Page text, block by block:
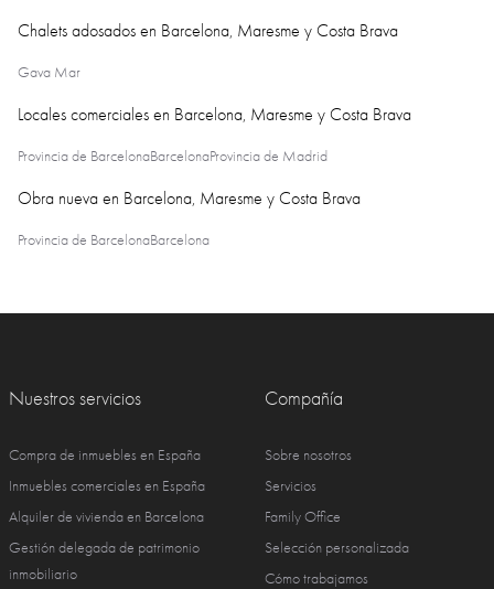
Chalets adosados en Barcelona, Maresme y Costa Brava
Gava Mar
Locales comerciales en Barcelona, Maresme y Costa Brava
Provincia de BarcelonaBarcelonaProvincia de Madrid
Obra nueva en Barcelona, Maresme y Costa Brava
Provincia de BarcelonaBarcelona
Nuestros servicios
Compra de inmuebles en España
Inmuebles comerciales en España
Alquiler de vivienda en Barcelona
Gestión delegada de patrimonio
inmobiliario
Compañía
Sobre nosotros
Servicios
Family Office
Selección personalizada
Cómo trabajamos